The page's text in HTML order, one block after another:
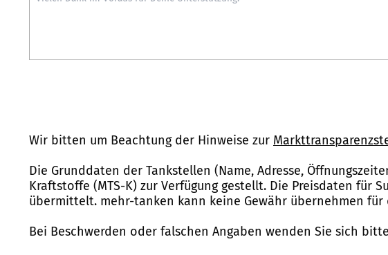
Wir bitten um Beachtung der Hinweise zur
Die Grunddaten der Tankstellen (Name, Adresse,
Kraftstoffe (MTS-K) zur Verfügung gestellt. Die Preisdaten für
übermittelt. mehr-tanken kann keine Gewähr übernehmen
Bei Beschwerden oder falschen Angaben wenden Sie sich